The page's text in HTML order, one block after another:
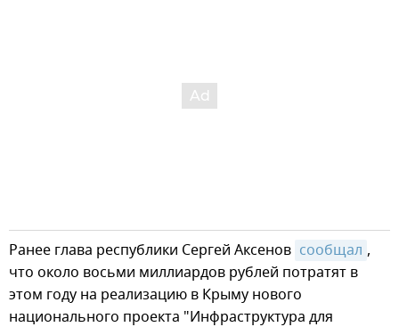
Ранее глава республики Сергей Аксенов сообщал ,
что около восьми миллиардов рублей потратят в
этом году на реализацию в Крыму нового
национального проекта "Инфраструктура для